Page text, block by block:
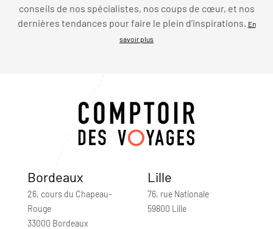
conseils de nos spécialistes, nos coups de cœur, et nos
dernières tendances pour faire le plein d’inspirations.
En
savoir plus
Bordeaux
26, cours du Chapeau-
Rouge
33000 Bordeaux
Lille
76, rue Nationale
59800 Lille